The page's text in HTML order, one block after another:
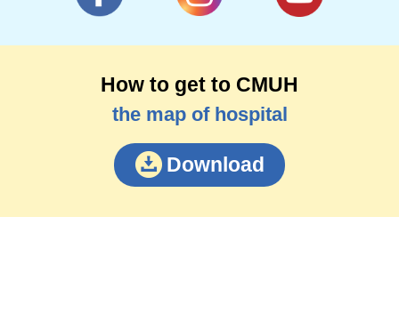
How to get to CMUH
the map of hospital
Download